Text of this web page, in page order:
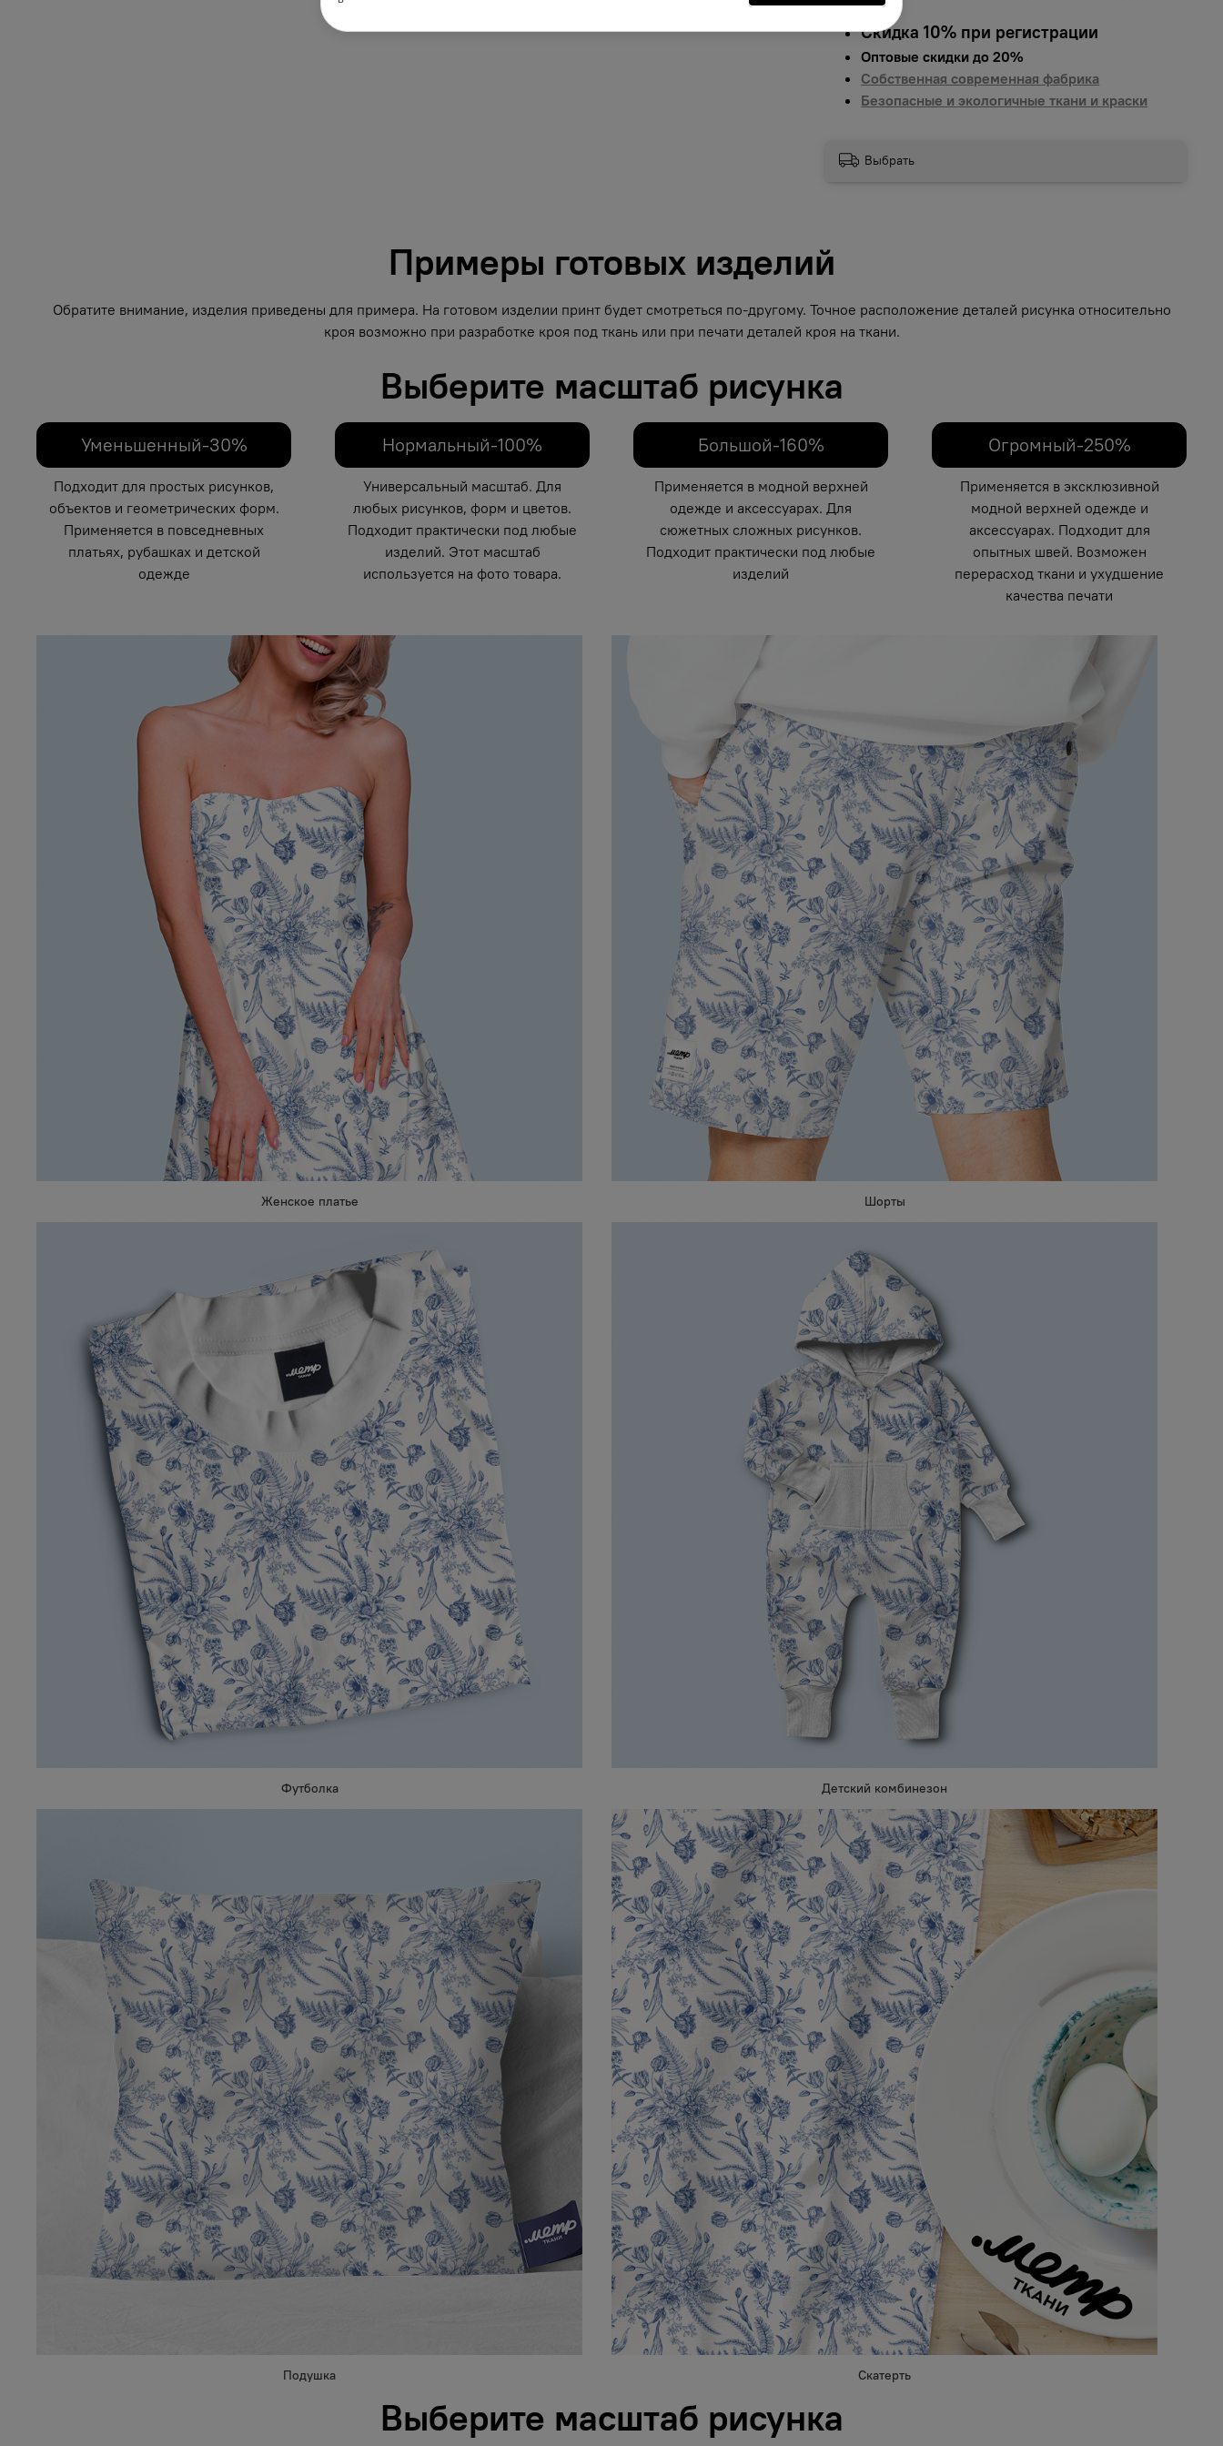
Скидка 10% при регистрации
Оптовые скидки до 20%
Собственная современная фабрика
Безопасные и экологичные ткани и краски
Выбрать
Примеры готовых изделий
Обратите внимание, изделия приведены для примера. На готовом изделии принт будет смотреться по-другому. Точное расположение деталей рисунка относительно
кроя возможно при разработке кроя под ткань или при печати деталей кроя на ткани.
Выберите масштаб рисунка
Уменьшенный-30%
Подходит для простых рисунков,
объектов и геометрических форм.
Применяется в повседневных
платьях, рубашках и детской
одежде
Нормальный-100%
Универсальный масштаб. Для
любых рисунков, форм и цветов.
Подходит практически под любые
изделий. Этот масштаб
используется на фото товара.
Большой-160%
Применяется в модной верхней
одежде и аксессуарах. Для
сюжетных сложных рисунков.
Подходит практически под любые
изделий
Огромный-250%
Применяется в эксклюзивной
модной верхней одежде и
аксессуарах. Подходит для
опытных швей. Возможен
перерасход ткани и ухудшение
качества печати
Женское платье Шорты
Футболка Детский комбинезон
Подушка Скатерть
Выберите масштаб рисунка